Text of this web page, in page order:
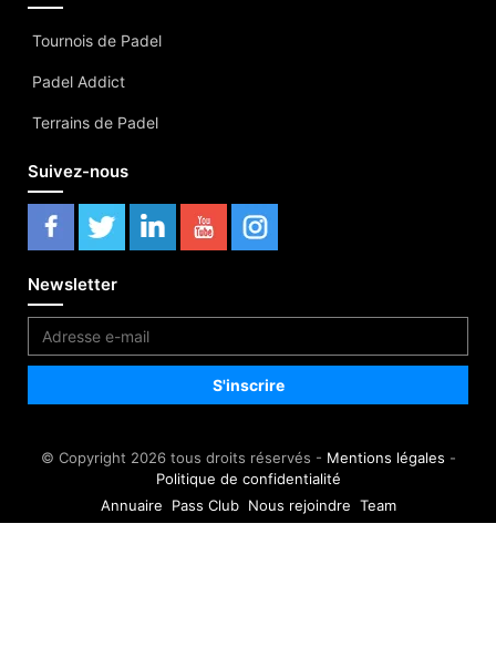
Tournois de Padel
Padel Addict
Terrains de Padel
Suivez-nous
Newsletter
© Copyright 2026 tous droits réservés - Mentions légales -
Politique de confidentialité
Annuaire
Pass Club Nous rejoindre Team